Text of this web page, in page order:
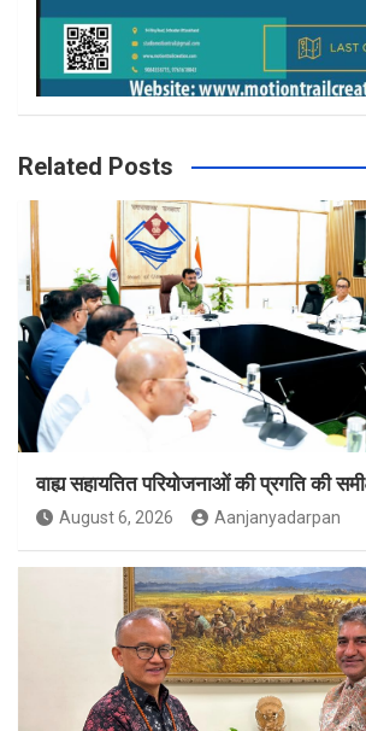
Related Posts
वाह्य सहायतित परियोजनाओं की प्रगति की
August 6, 2026 Aanjanyadarpan